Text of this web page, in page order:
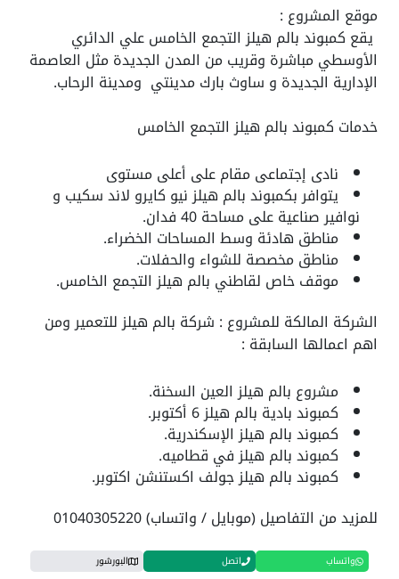
موقع المشروع :
يقع كمبوند بالم هيلز التجمع الخامس علي الدائري
الأوسطي مباشرة وقريب من المدن الجديدة مثل العاصمة
الإدارية الجديدة و ساوث بارك مدينتي ومدينة الرحاب.
خدمات كمبوند بالم هيلز التجمع الخامس
نادى إجتماعى مقام على أعلى مستوى
يتوافر بكمبوند بالم هيلز نيو كايرو لاند سكيب و
نوافير صناعية على مساحة 40 فدان.
مناطق هادئة وسط المساحات الخضراء.
مناطق مخصصة للشواء والحفلات.
موقف خاص لقاطني بالم هيلز التجمع الخامس.
الشركة المالكة للمشروع : شركة بالم هيلز للتعمير ومن
اهم اعمالها السابقة :
مشروع بالم هيلز العين السخنة.
كمبوند بادية بالم هيلز 6 أكتوبر.
كمبوند بالم هيلز الإسكندرية.
كمبوند بالم هيلز في قطاميه.
كمبوند بالم هيلز جولف اكستنشن اكتوبر.
للمزيد من التفاصيل (موبايل / واتساب) 01040305220
واتساب اتصل البورشور